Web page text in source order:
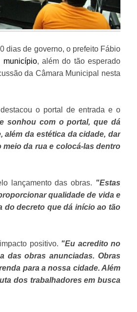
dias de governo, o prefeito Fábio
município, além do tão esperado
da Câmara Municipal nesta
o portal de entrada e o
sonhou com o portal, que dá
além da estética da cidade, dar
da rua e colocá-las dentro
lançamento das obras. "Estas
qualidade de vida e
do decreto que dá início ao tão
positivo. "Eu acredito no
das obras anunciadas. Obras
para a nossa cidade. Além
dos trabalhadores em busca